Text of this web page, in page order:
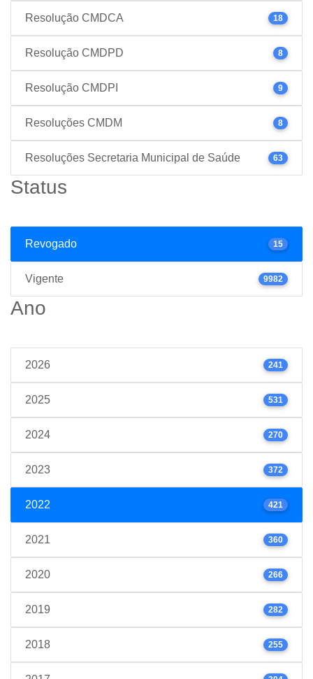
Resolução CMDCA 18
Resolução CMDPD 8
Resolução CMDPI 9
Resoluções CMDM 8
Resoluções Secretaria Municipal de Saúde 63
Status
Revogado 15
Vigente 9982
Ano
2026 241
2025 531
2024 270
2023 372
2022 421
2021 360
2020 266
2019 282
2018 255